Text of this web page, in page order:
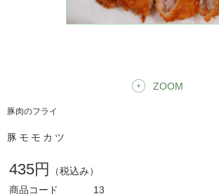
ZOOM
豚肉のフライ
豚モモカツ
435円
（税込み）
商品コード
13